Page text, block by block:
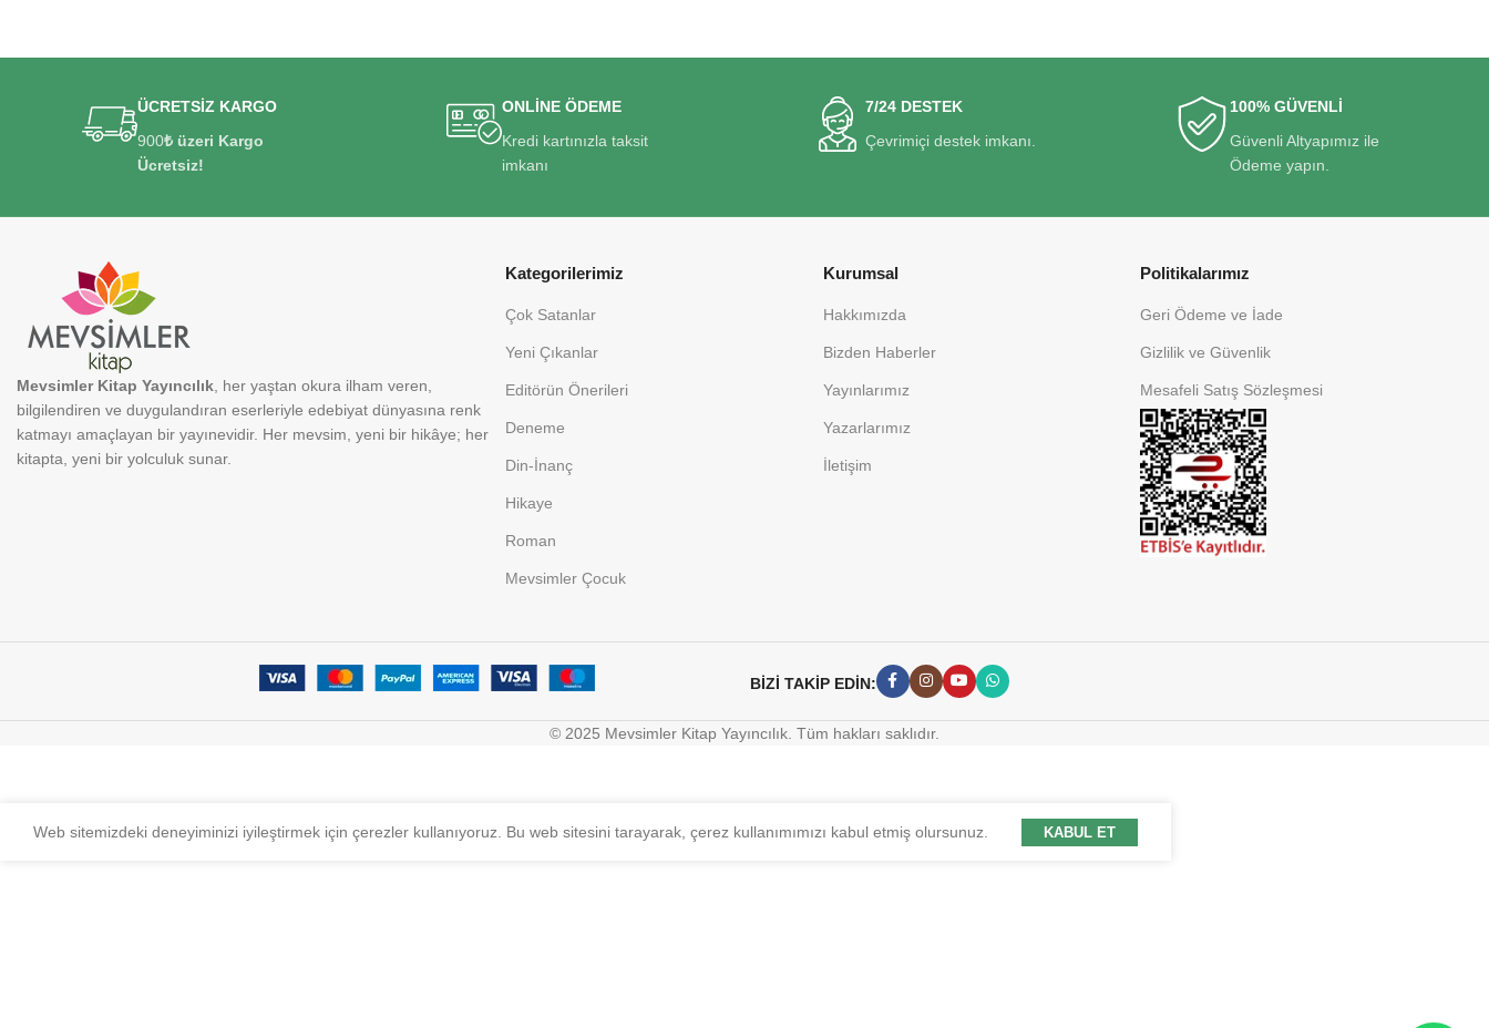
ÜCRETSİZ KARGO
900₺ üzeri Kargo
Ücretsiz!
ONLİNE ÖDEME
Kredi kartınızla taksit
imkanı
7/24 DESTEK
Çevrimiçi destek imkanı.
100% GÜVENLİ
Güvenli Altyapımız ile
Ödeme yapın.
Kategorilerimiz
Çok Satanlar
Yeni Çıkanlar
Editörün Önerileri
Deneme
Din-İnanç
Hikaye
Roman
Mevsimler Çocuk
Kurumsal
Hakkımızda
Bizden Haberler
Yayınlarımız
Yazarlarımız
İletişim
Politikalarımız
Geri Ödeme ve İade
Gizlilik ve Güvenlik
Mesafeli Satış Sözleşmesi
Mevsimler Kitap Yayıncılık , her yaştan okura ilham veren,
bilgilendiren ve duygulandıran eserleriyle edebiyat dünyasına renk
katmayı amaçlayan bir yayınevidir. Her mevsim, yeni bir hikâye; her
kitapta, yeni bir yolculuk sunar.
BİZİ TAKİP EDİN:
© 2025 Mevsimler Kitap Yayıncılık. Tüm hakları saklıdır.
Web sitemizdeki deneyiminizi iyileştirmek için çerezler kullanıyoruz. Bu web sitesini tarayarak, çerez kullanımımızı kabul etmiş olursunuz. KABUL ET